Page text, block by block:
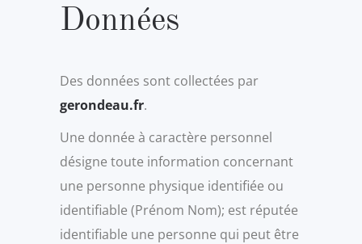
Données
Des données sont collectées par
gerondeau.fr.
Une donnée à caractère personnel
désigne toute information concernant
une personne physique identifiée ou
identifiable (Prénom Nom); est réputée
identifiable une personne qui peut être